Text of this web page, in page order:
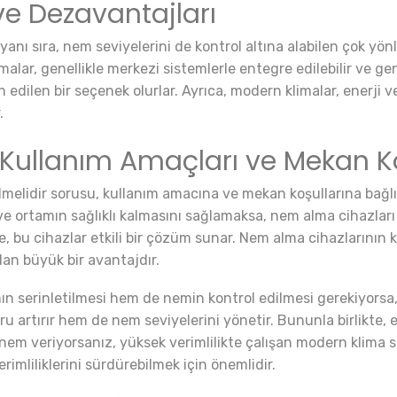
Dezavantajları
sıra, nem seviyelerini de kontrol altına alabilen çok
genellikle merkezi sistemlerle entegre edilebilir ve
bir seçenek olurlar. Ayrıca, modern klimalar, enerji
Amaçları ve Mekan
sorusu, kullanım amacına ve mekan koşullarına
sağlıklı kalmasını sağlamaksa, nem alma
cihazlar etkili bir çözüm sunar. Nem alma cihazlarının
büyük bir avantajdır.
serinletilmesi hem de nemin kontrol edilmesi
artırır hem de nem seviyelerini yönetir. Bununla
veriyorsanız, yüksek verimlilikte çalışan modern
sürdürebilmek için önemlidir.